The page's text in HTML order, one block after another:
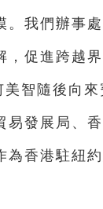
。我們辦事
，促進跨越界
美智隨後向
易發展局、
為香港駐紐